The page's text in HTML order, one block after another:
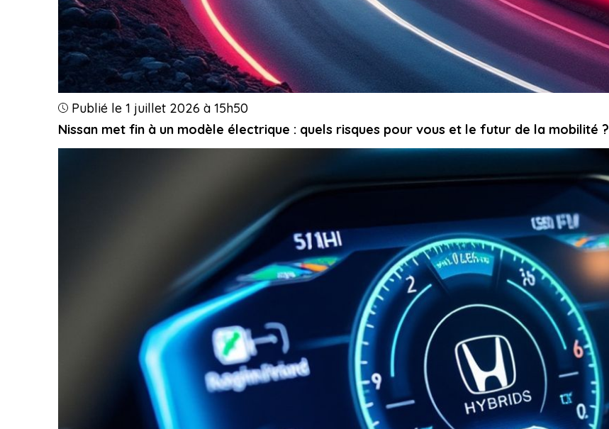
Nissan met fin à un modèle électrique : quels risques pour vous et le futur de la mobilité ?
Publié le 1 juillet 2026 à 15h50